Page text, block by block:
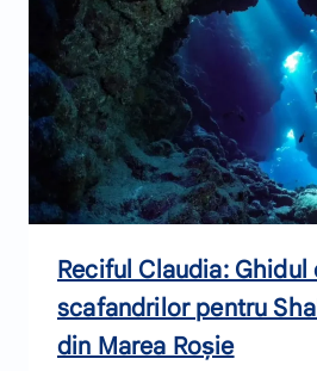
Reciful Claudia: Ghidul
scafandrilor pentru
din Marea Roșie